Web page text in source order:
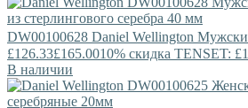
DW00100628 Daniel Wellington
£126.33£165.0010% скидка TENSET:
В наличии